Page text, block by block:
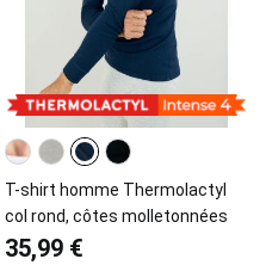
T-shirt homme Thermolactyl
col rond, côtes molletonnées
35,99 €